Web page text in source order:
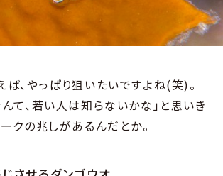
ば、やっぱり狙いたいですよね(笑)。
て、若い人は知らないかな」と思いき
クの兆しがあるんだとか。